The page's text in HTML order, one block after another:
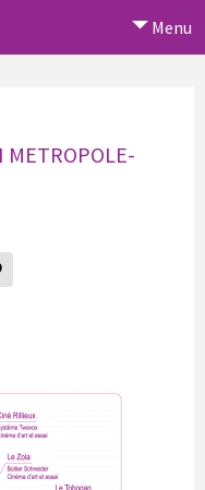
Menu